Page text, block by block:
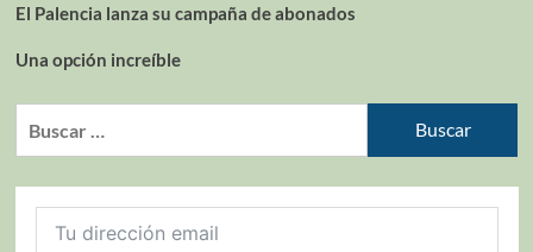
El Palencia lanza su campaña de abonados
Una opción increíble